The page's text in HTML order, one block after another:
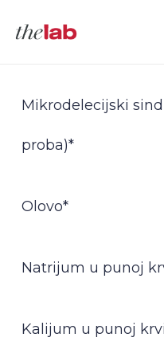
Mikrodelecijski
proba)*
Olovo*
Natrijum u punoj
Kalijum u punoj